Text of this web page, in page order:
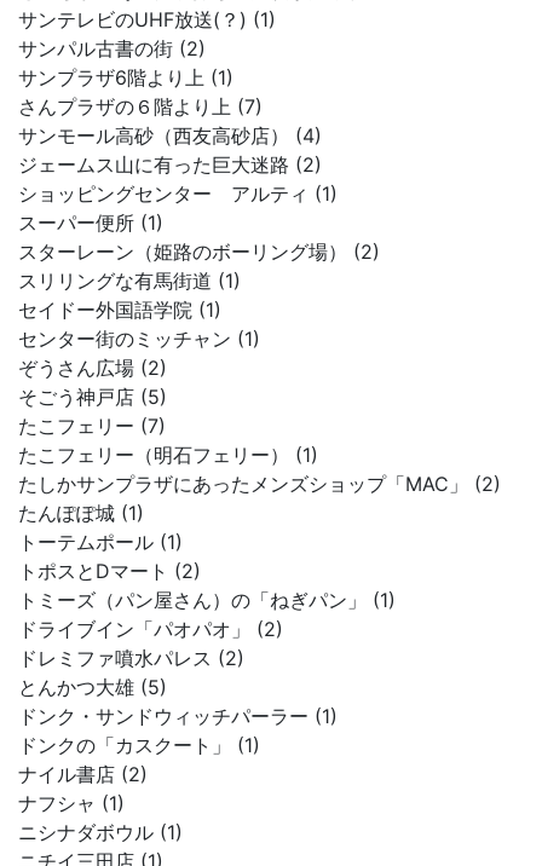
サンテレビのUHF放送(？) (1)
サンパル古書の街 (2)
サンプラザ6階より上 (1)
さんプラザの６階より上 (7)
サンモール高砂（西友高砂店） (4)
ジェームス山に有った巨大迷路 (2)
ショッピングセンター アルティ (1)
スーパー便所 (1)
スターレーン（姫路のボーリング場） (2)
スリリングな有馬街道 (1)
セイドー外国語学院 (1)
センター街のミッチャン (1)
ぞうさん広場 (2)
そごう神戸店 (5)
たこフェリー (7)
たこフェリー（明石フェリー） (1)
たしかサンプラザにあったメンズショップ「MAC」 (2)
たんぽぽ城 (1)
トーテムポール (1)
トポスとDマート (2)
トミーズ（パン屋さん）の「ねぎパン」 (1)
ドライブイン「パオパオ」 (2)
ドレミファ噴水パレス (2)
とんかつ大雄 (5)
ドンク・サンドウィッチパーラー (1)
ドンクの「カスクート」 (1)
ナイル書店 (2)
ナフシャ (1)
ニシナダボウル (1)
ニチイ三田店 (1)